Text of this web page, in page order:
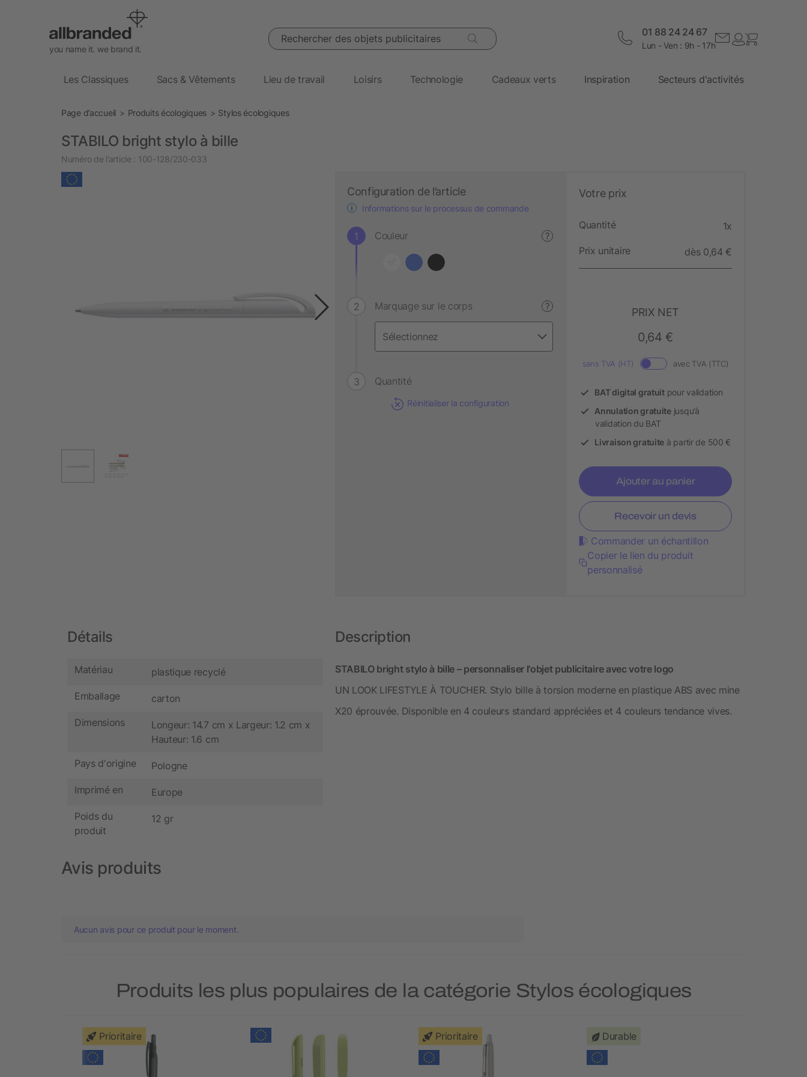
you name it. we brand it.
Rechercher des objets publicitaires 01 88 24 24 67
Lun - Ven : 9h - 17h
Les Classiques Sacs & Vêtements Lieu de travail Loisirs Technologie Cadeaux verts Inspiration Secteurs d'activités
Page d’accueil Produits écologiques Stylos écologiques
STABILO bright stylo à bille
Numéro de l’article : 100-128/230-033
Configuration de l’article
Informations sur le processus de commande
Couleur ?
Marquage sur le corps ?
Quantité
Réinitialiser la configuration
Votre prix
Quantité 1x
Prix unitaire dès 0,64 €
PRIX NET
0,64 €
sans TVA (HT) avec TVA (TTC)
BAT digital gratuitpour validation
Annulation gratuitejusqu’à
validation du BAT
Livraison gratuite à partir de 500 €
Ajouter au panier
Recevoir un devis
Commander un échantillon
Copier le lien du produit
personnalisé
Détails
Matériau plastique recyclé
Emballage carton
Dimensions
Longeur: 14.7 cm x Largeur: 1.2 cm x
Hauteur: 1.6 cm
Pays d'origine Pologne
Imprimé en Europe
Poids du
produit
12 gr
Description
STABILO bright stylo à bille – personnaliser l'objet publicitaire avec votre logo
UN LOOK LIFESTYLE À TOUCHER. Stylo bille à torsion moderne en plastique ABS avec mine
X20 éprouvée. Disponible en 4 couleurs standard appréciées et 4 couleurs tendance vives.
Avis produits
Aucun avis pour ce produit pour le moment.
Produits les plus populaires de la catégorie Stylos écologiques
Prioritaire Prioritaire Durable